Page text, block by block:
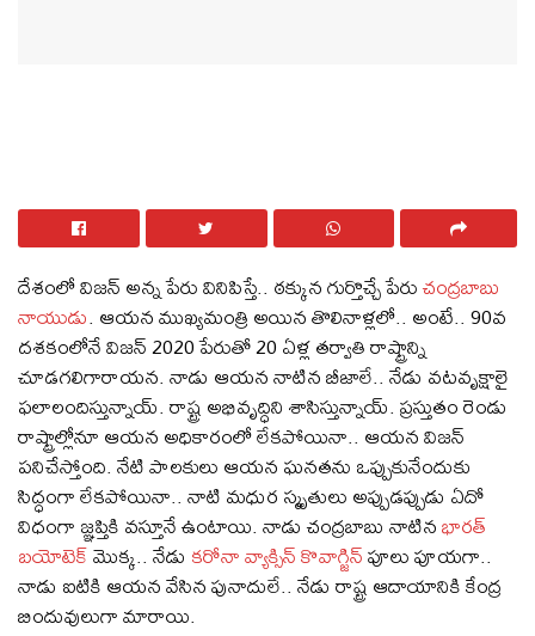
దేశంలో విజన్‌ అన్న పేరు వినిపిస్తే.. ఠక్కున గుర్తొచ్చే పేరుచంద్రబాబు
నాయుడు. ఆయన ముఖ్యమంత్రి అయిన తొలినాళ్లలో.. అంటే.. 90వ
దశకంలోనే విజన్‌ 2020 పేరుతో 20 ఏళ్ల తర్వాతి రాష్ట్రాన్ని
చూడగలిగారాయన. నాడు ఆయన నాటిన బీజాలే.. నేడు వటవృక్షాలై
ఫలాలందిస్తున్నాయ్‌. రాష్ట్ర అభివృద్ధిని శాసిస్తున్నాయ్‌. ప్రస్తుతం రెండు
రాష్ట్రాల్లోనూ ఆయన అధికారంలో లేకపోయినా.. ఆయన విజన్‌
పనిచేస్తోంది. నేటి పాలకులు ఆయన ఘనతను ఒప్పుకునేందుకు
సిద్ధంగా లేకపోయినా.. నాటి మధుర స్మృతులు అప్పుడప్పుడు ఏదో
విధంగా జ్ఞప్తికి వస్తూనే ఉంటాయి. నాడు చంద్రబాబు నాటినభారత్‌
బయోటెక్‌మొక్క.. నేడు కరోనా వ్యాక్సిన్‌ కొవాగ్జిన్‌పూలు పూయగా..
నాడు ఐటికి ఆయన వేసిన పునాదులే.. నేడు రాష్ట్ర ఆదాయానికి కేంద్ర
బిందువులుగా మారాయి.